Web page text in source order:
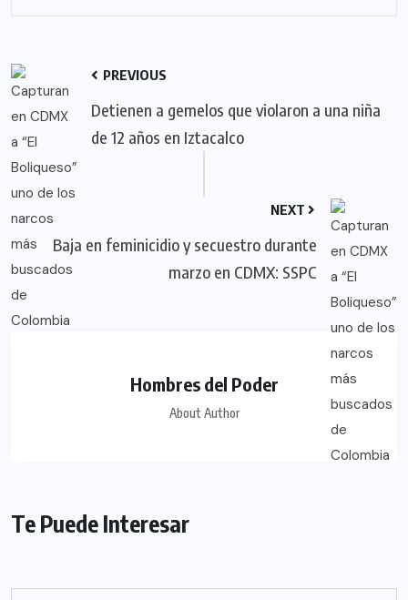
PREVIOUS
Detienen a gemelos que violaron a una niña
de 12 años en Iztacalco
NEXT
Baja en feminicidio y secuestro durante
marzo en CDMX: SSPC
Hombres del Poder
About Author
Te Puede Interesar